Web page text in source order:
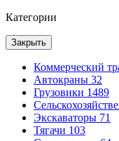
Категории
Закрыть
Коммерческий
Автокраны 32
Грузовики 1489
Экскаваторы 71
Тягачи 103